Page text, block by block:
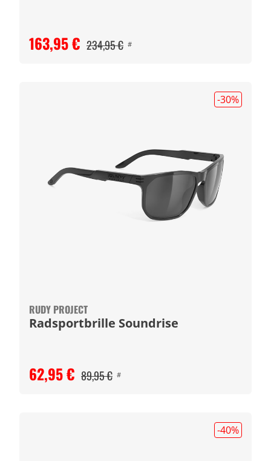
163,95 € 234,95 € #
-30%
RUDY PROJECT
Radsportbrille Soundrise
62,95 € 89,95 € #
-40%